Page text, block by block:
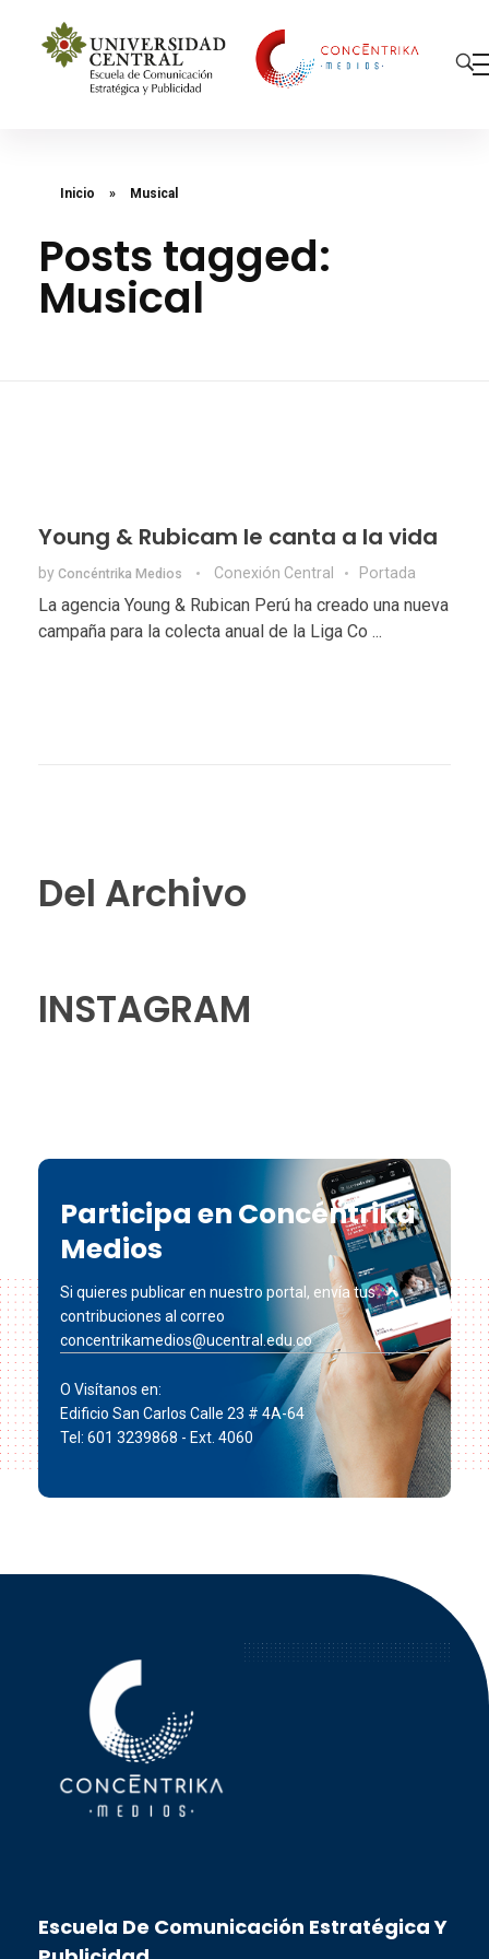
Inicio » Musical
Posts tagged:
Musical
Young & Rubicam le canta a la vida
by Concéntrika Medios Conexión Central Portada
La agencia Young & Rubican Perú ha creado una nueva
campaña para la colecta anual de la Liga Co ...
Del Archivo
INSTAGRAM
Participa en Concéntrika
Medios
Si quieres publicar en nuestro portal, envía tus
contribuciones al correo
concentrikamedios@ucentral.edu.co
O Visítanos en:
Edificio San Carlos Calle 23 # 4A-64
Tel: 601 3239868 - Ext. 4060
Escuela De Comunicación Estratégica Y